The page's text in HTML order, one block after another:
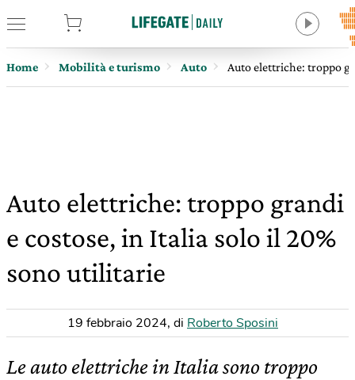
Home Mobilità e turismo Auto Auto elettriche: troppo
Auto elettriche: troppo grandi
e costose, in Italia solo il 20%
sono utilitarie
19 febbraio 2024, di Roberto Sposini
Le auto elettriche in Italia sono troppo